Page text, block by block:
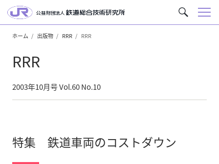
サ
イ
メ
ホーム 出版物 RRR RRR
RRR
2003年10月号 Vol.60 No.10
特集 鉄道車両のコストダウン